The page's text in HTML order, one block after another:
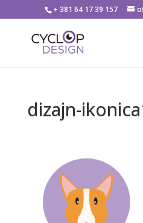
+ 381 64 17 39 157
dizajn-